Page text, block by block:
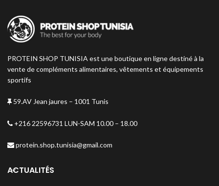
PROTEIN SHOP TUNISIA est une boutique en ligne destiné à la
vente de compléments alimentaires, vêtements et équipements
sportifs
59.AV Jean jaures – 1001 Tunis
+216 22596731 LUN-SAM 10.00 – 18.00
protein.shop.tunisia@gmail.com
ACTUALITÉS